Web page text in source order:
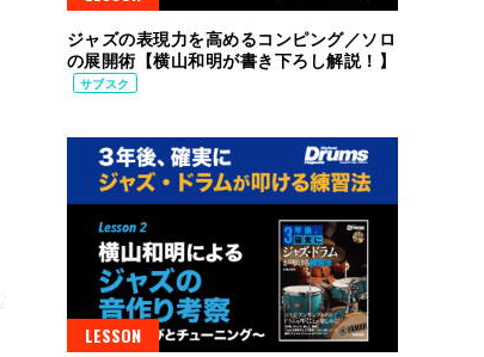
ジャズの表現力を高めるコンピング／ソロ
の展開術【横山和明が書き下ろし解説！】
サブスク
LESSON